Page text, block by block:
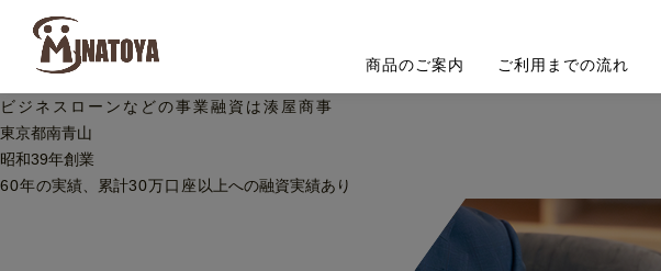
商品のご案内 ご利用までの流れ
ビジネスローンなどの事業融資は湊屋商事
東京都南青山
昭和39年創業
60年の実績、累計30万口座 以上への融資実績あり